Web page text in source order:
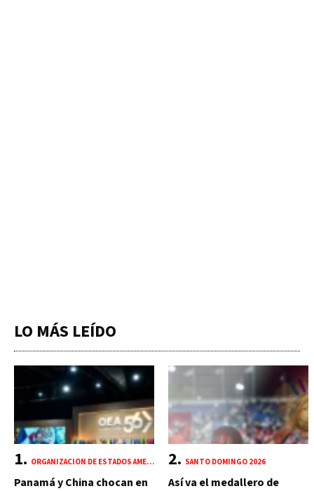
LO MÁS LEÍDO
ORGANIZACIÓN DE ESTADOS AMERICANOS (OEA)
Panamá y China chocan en
SANTO DOMINGO 2026
Así va el medallero de